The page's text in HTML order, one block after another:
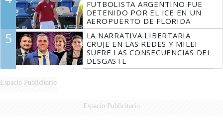
FUTBOLISTA ARGENTINO FUE
DETENIDO POR EL ICE EN UN
AEROPUERTO DE FLORIDA
5
LA NARRATIVA LIBERTARIA
CRUJE EN LAS REDES Y MILEI
SUFRE LAS CONSECUENCIAS DEL
DESGASTE
Espacio Publicitario
Espacio Publicitario